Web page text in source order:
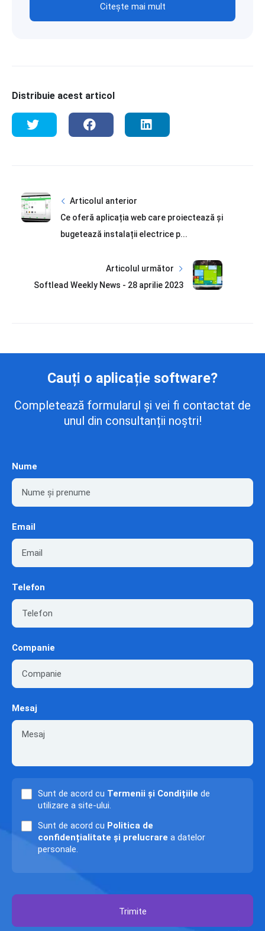
Citește mai mult
Distribuie acest articol
Articolul anterior
Ce oferă aplicația web care proiectează și
bugetează instalații electrice p...
Articolul următor
Softlead Weekly News - 28 aprilie 2023
Cauți o aplicație software?
Completează formularul și vei fi contactat de
unul din consultanții noștri!
Nume
Email
Telefon
Companie
Mesaj
Sunt de acord cu Termenii și Condițiile de
utilizare a site-ului.
Sunt de acord cu Politica de
confidențialitate și prelucrare a datelor
personale.
Trimite